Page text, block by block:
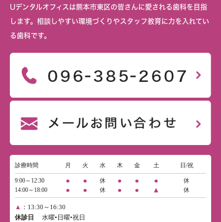
Uデンタルオフィスは熊本市東区の皆さんに愛される歯科を目指
します。相談しやすい環境づくりやスタッフ教育に力を入れてい
る歯科です。
診療時間 月 火 水 木 金 土 日/祝
9:00～12:30 ● ● 休 ● ● ●
休
14:00～18:00
● ● 休 ● ● ▲ 休
▲ ：13:30～16:30
休診日
水曜•日曜•祝日